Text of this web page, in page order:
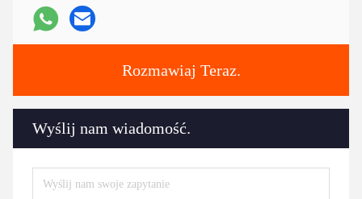
Rozmawiaj Teraz.
Wyślij nam wiadomość.